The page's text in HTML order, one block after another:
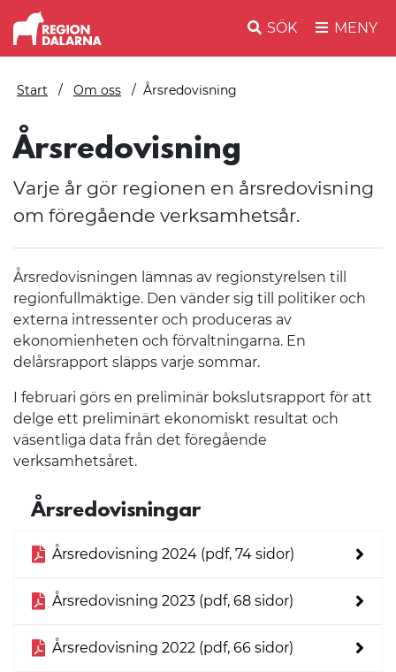
SÖK MENY
Start Om oss Årsredovisning
Årsredovisning
Varje år gör regionen en årsredovisning
om föregående verksamhetsår.
Årsredovisningen lämnas av regionstyrelsen till
regionfullmäktige. Den vänder sig till politiker och
externa intressenter och produceras av
ekonomienheten och förvaltningarna. En
delårsrapport släpps varje sommar.
I februari görs en preliminär bokslutsrapport för att
delge ett preliminärt ekonomiskt resultat och
väsentliga data från det föregående
verksamhetsåret.
Årsredovisningar
Årsredovisning 2024 (pdf, 74 sidor)
Årsredovisning 2023 (pdf, 68 sidor)
Årsredovisning 2022 (pdf, 66 sidor)